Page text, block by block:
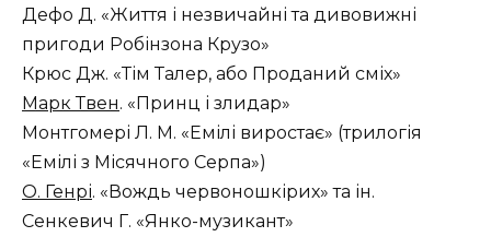
Дефо Д. «Життя і незвичайні та дивовижні
пригоди Робінзона Крузо»
Крюс Дж. «Тім Талер, або Проданий сміх»
Марк Твен. «Принц і злидар»
Монтгомері Л. М. «Емілі виростає» (трилогія
«Емілі з Місячного Серпа»)
О. Генрі. «Вождь червоношкірих» та ін.
Сенкевич Г. «Янко-музикант»